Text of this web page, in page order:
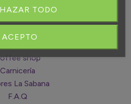
Borosa Market
Historia
shop
Carnicería
La Sabana
F.A.Q
TODO
ACEPTO